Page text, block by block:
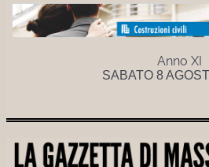
Anno XI
SABATO 8